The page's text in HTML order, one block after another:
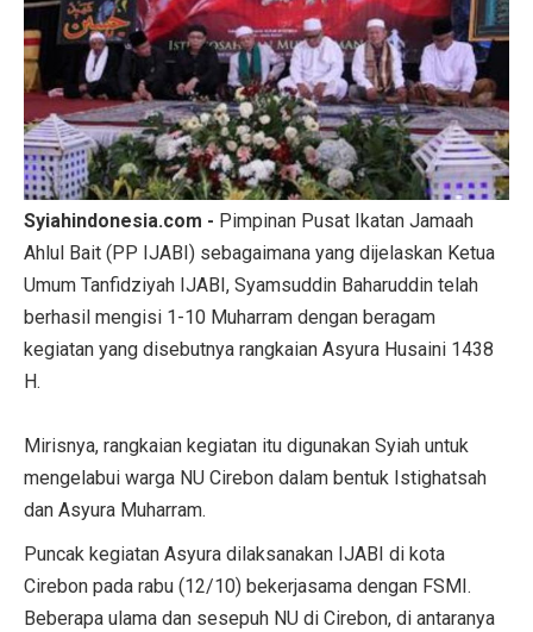
Syiahindonesia.com - Pimpinan Pusat Ikatan Jamaah
Ahlul Bait (PP IJABI) sebagaimana yang dijelaskan Ketua
Umum Tanfidziyah IJABI, Syamsuddin Baharuddin telah
berhasil mengisi 1-10 Muharram dengan beragam
kegiatan yang disebutnya rangkaian Asyura Husaini 1438
H.
Mirisnya, rangkaian kegiatan itu digunakan Syiah untuk
mengelabui warga NU Cirebon dalam bentuk Istighatsah
dan Asyura Muharram.
Puncak kegiatan Asyura dilaksanakan IJABI di kota
Cirebon pada rabu (12/10) bekerjasama dengan FSMI.
Beberapa ulama dan sesepuh NU di Cirebon, di antaranya